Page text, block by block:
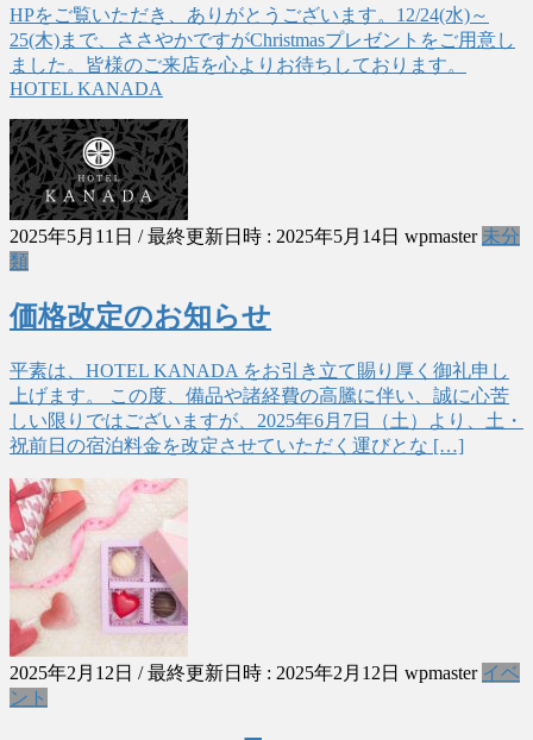
HPをご覧いただき、ありがとうございます。12/24(水)～
25(木)まで、ささやかですがChristmasプレゼントをご用意し
ました。皆様のご来店を心よりお待ちしております。
HOTEL KANADA
2025年5月11日 / 最終更新日時 : 2025年5月14日 wpmaster 未分
類
価格改定のお知らせ
平素は、HOTEL KANADA をお引き立て賜り厚く御礼申し
上げます。 この度、備品や諸経費の高騰に伴い、誠に心苦
しい限りではございますが、2025年6月7日（土）より、土・
祝前日の宿泊料金を改定させていただく運びとな […]
2025年2月12日 / 最終更新日時 : 2025年2月12日 wpmaster イベ
ント